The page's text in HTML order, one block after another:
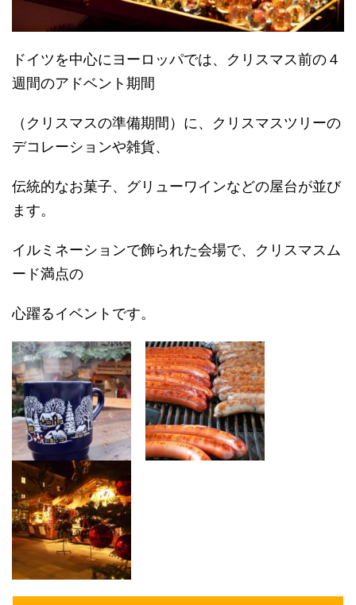
ドイツを中心にヨーロッパでは、クリスマス前の４
週間のアドベント期間
（クリスマスの準備期間）に、クリスマスツリーの
デコレーションや雑貨、
伝統的なお菓子、グリューワインなどの屋台が並び
ます。
イルミネーションで飾られた会場で、クリスマスム
ード満点の
心躍るイベントです。